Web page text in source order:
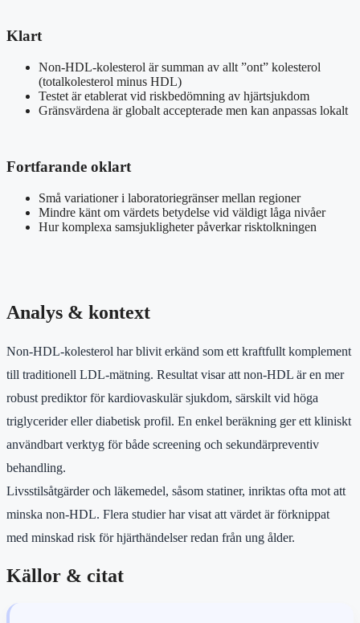
Klart
Non-HDL-kolesterol är summan av allt ”ont” kolesterol
(totalkolesterol minus HDL)
Testet är etablerat vid riskbedömning av hjärtsjukdom
Gränsvärdena är globalt accepterade men kan anpassas lokalt
Fortfarande oklart
Små variationer i laboratoriegränser mellan regioner
Mindre känt om värdets betydelse vid väldigt låga nivåer
Hur komplexa samsjukligheter påverkar risktolkningen
Analys & kontext
Non-HDL-kolesterol har blivit erkänd som ett kraftfullt komplement
till traditionell LDL-mätning. Resultat visar att non-HDL är en mer
robust prediktor för kardiovaskulär sjukdom, särskilt vid höga
triglycerider eller diabetisk profil. En enkel beräkning ger ett kliniskt
användbart verktyg för både screening och sekundärpreventiv
behandling.
Livsstilsåtgärder och läkemedel, såsom statiner, inriktas ofta mot att
minska non-HDL. Flera studier har visat att värdet är förknippat
med minskad risk för hjärthändelser redan från ung ålder.
Källor & citat